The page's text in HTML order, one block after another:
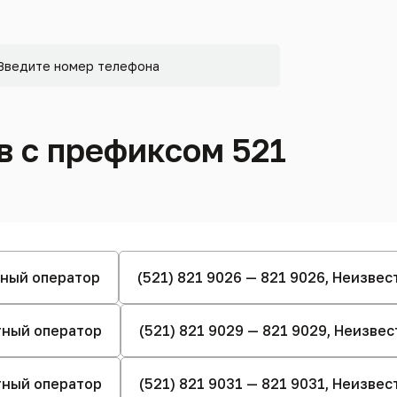
с префиксом 521
оператор (521) 821 9026 — 821 9026,
оператор (521) 821 9029 — 821 9029,
оператор (521) 821 9031 — 821 9031,